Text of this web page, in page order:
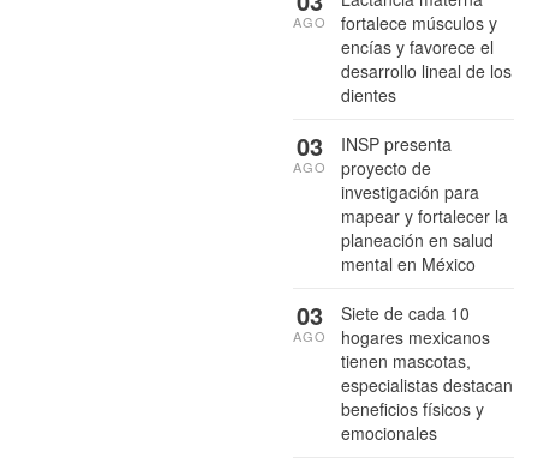
fortalece músculos y
encías y favorece el
desarrollo lineal de los
dientes
AGO
INSP presenta
proyecto de
investigación para
mapear y fortalecer la
planeación en salud
mental en México
03
AGO
Siete de cada 10
hogares mexicanos
tienen mascotas,
especialistas destacan
beneficios físicos y
emocionales
03
AGO